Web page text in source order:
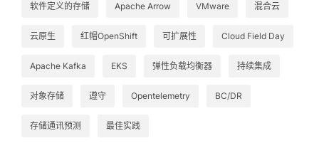
软件定义的存储 Apache Arrow VMware 混合云
云原生 红帽OpenShift 可扩展性 Cloud Field Day
Apache Kafka EKS 弹性负载均衡器 持续集成
对象存储 遵守 Opentelemetry BC/DR
存储通讯预测 最佳实践